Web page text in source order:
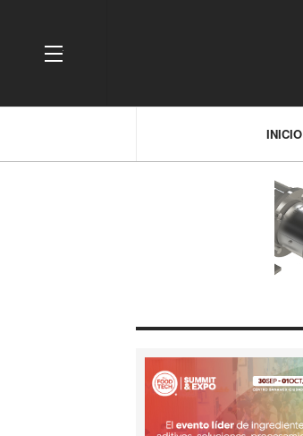
OFF CANVAS
INICIO